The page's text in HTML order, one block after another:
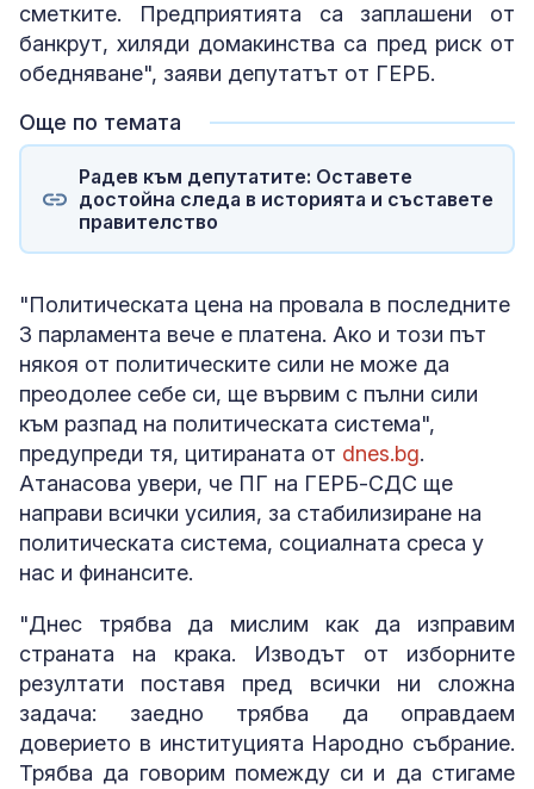
сметките. Предприятията са заплашени от
банкрут, хиляди домакинства са пред риск от
обедняване", заяви депутатът от ГЕРБ.
Още по темата
Радев към депутатите: Оставете
достойна следа в историята и съставете
правителство
"Политическата цена на провала в последните
3 парламента вече е платена. Ако и този път
някоя от политическите сили не може да
преодолее себе си, ще вървим с пълни сили
към разпад на политическата система",
предупреди тя, цитираната от dnes.bg.
Атанасова увери, че ПГ на ГЕРБ-СДС ще
направи всички усилия, за стабилизиране на
политическата система, социалната среса у
нас и финансите.
"Днес трябва да мислим как да изправим
страната на крака. Изводът от изборните
резултати поставя пред всички ни сложна
задача: заедно трябва да оправдаем
доверието в институцията Народно събрание.
Трябва да говорим помежду си и да стигаме